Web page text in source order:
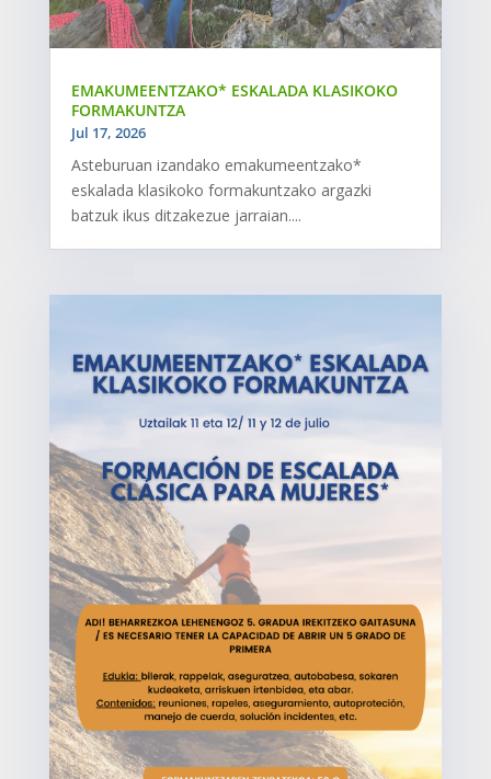
EMAKUMEENTZAKO* ESKALADA KLASIKOKO
FORMAKUNTZA
Jul 17, 2026
Asteburuan izandako emakumeentzako*
eskalada klasikoko formakuntzako argazki
batzuk ikus ditzakezue jarraian....